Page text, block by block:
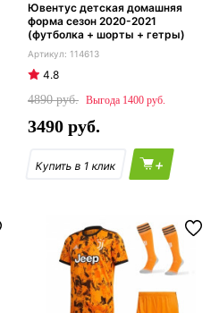
Ювентус детская домашняя
форма сезон 2020-2021
(футболка + шорты + гетры)
114613
4.8
4890
1400
3490
+